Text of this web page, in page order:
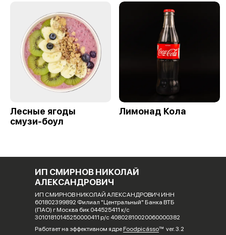
Лесные ягоды
смузи-боул
Лимонад Кола
ИП СМИРНОВ НИКОЛАЙ
АЛЕКСАНДРОВИЧ
ИП СМИРНОВ НИКОЛАЙ АЛЕКСАНДРОВИЧ ИНН
601802399892 Филиал "Центральный" Банка ВТБ
(ПАО) г Москва бик 044525411 к/с
30101810145250000411 р/с 40802810020060000382
Работает на эффективном ядре Foodpicássover. 3.2